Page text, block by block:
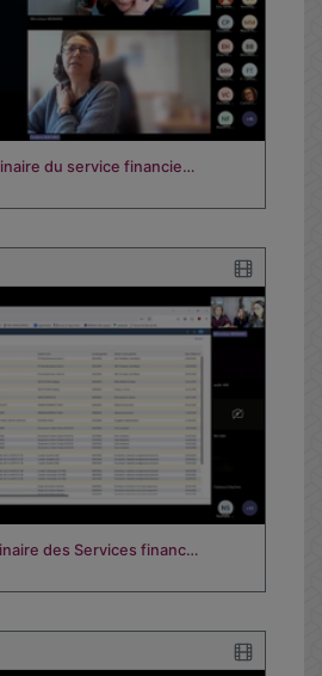
du service financie…
des Services financ…